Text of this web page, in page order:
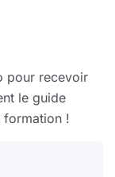
pour recevoir
le guide
!